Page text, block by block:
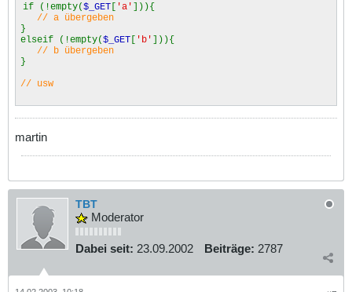
if (!empty($_GET [ 'a' ])){
// a übergeben
}
elseif (!empty($_GET [ 'b' ])){
// b übergeben
}
// usw
martin
TBT
Moderator
Dabei seit: 23.09.2002 Beiträge: 2787